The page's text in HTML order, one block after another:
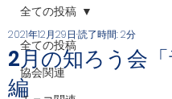
全ての投稿
協会関連
全ての投稿
2月の知ろう会「
編
2021年12月29日 読了時間: 2分